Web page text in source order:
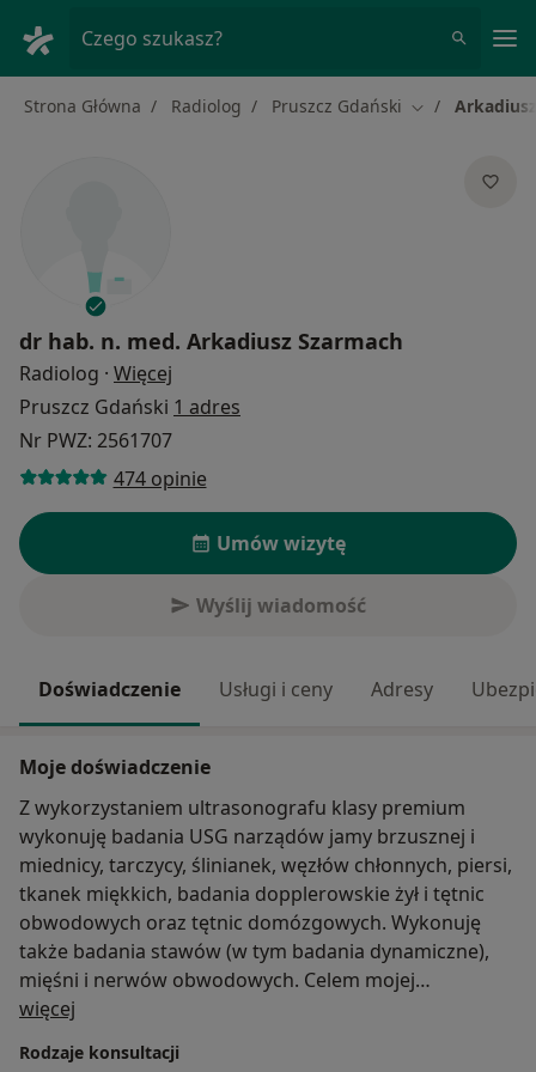
Czego szukasz?
Strona Główna Radiolog Pruszcz Gdański Zmień miasto
dr hab. n. med. Arkadiusz Szarmach
Radiolog · Więcej
Pruszcz Gdański 1 adres
Nr PWZ: 2561707
474 opinie
Umów wizytę
Wyślij wiadomość
Doświadczenie Usługi i ceny Adresy
Moje doświadczenie
Z wykorzystaniem ultrasonografu klasy premium
wykonuję badania USG narządów jamy brzusznej i
miednicy, tarczycy, ślinianek, węzłów chłonnych, piersi,
tkanek miękkich, badania dopplerowskie żył i tętnic
obwodowych oraz tętnic domózgowych. Wykonuję
także badania stawów (w tym badania dynamiczne),
mięśni i nerwów obwodowych. Celem mojej
działalności jest nie tylko wykonanie badania
omówienie z pacjentem, łącznie z propozycją dalszego
więcej
Rodzaje konsultacji